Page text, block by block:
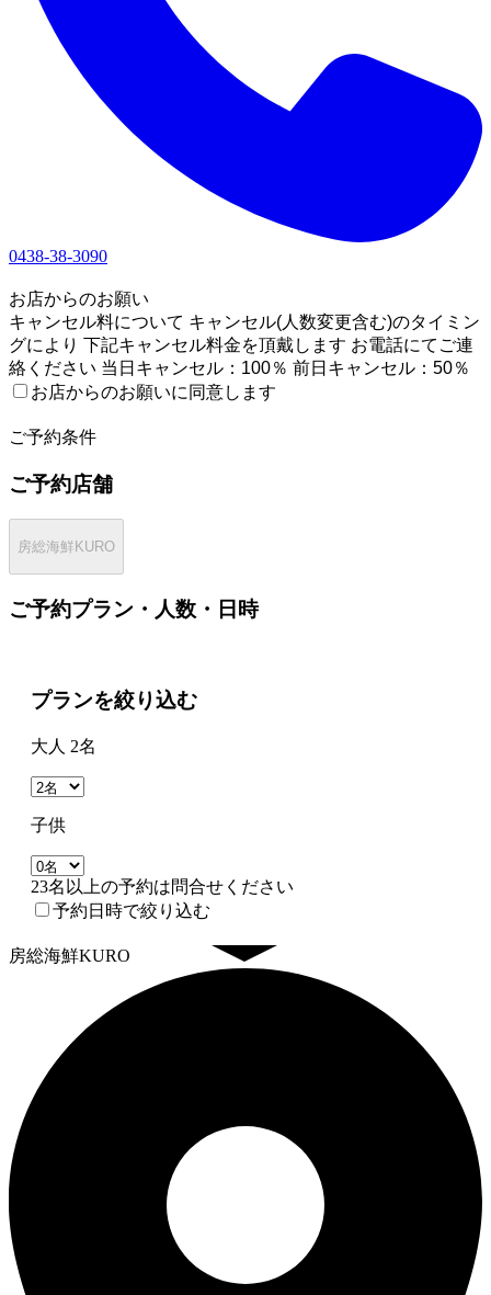
0438-38-3090
お店からのお願い
キャンセル料について キャンセル(人数変更含む)のタイミン
グにより 下記キャンセル料金を頂戴します お電話にてご連
絡ください 当日キャンセル：100％ 前日キャンセル：50％
お店からのお願いに同意します
ご予約条件
ご予約店舗
房総海鮮KURO
ご予約プラン・人数・日時
プランを絞り込む
大人 2名
子供
23名以上の予約は問合せください
予約日時で絞り込む
房総海鮮KURO